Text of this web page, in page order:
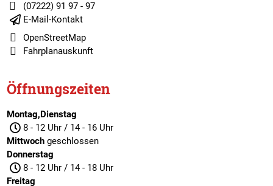
(07222) 91 97 - 97
E-Mail-Kontakt
OpenStreetMap
Fahrplanauskunft
Öffnungszeiten
Montag,Dienstag
8 - 12 Uhr / 14 - 16 Uhr
Mittwochgeschlossen
Donnerstag
8 - 12 Uhr / 14 - 18 Uhr
Freitag